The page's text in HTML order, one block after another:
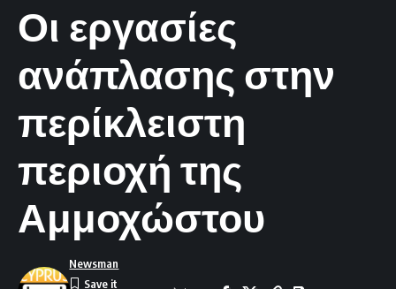
Οι εργασίες
ανάπλασης στην
περίκλειστη
περιοχή της
Αμμοχώστου
Newsman